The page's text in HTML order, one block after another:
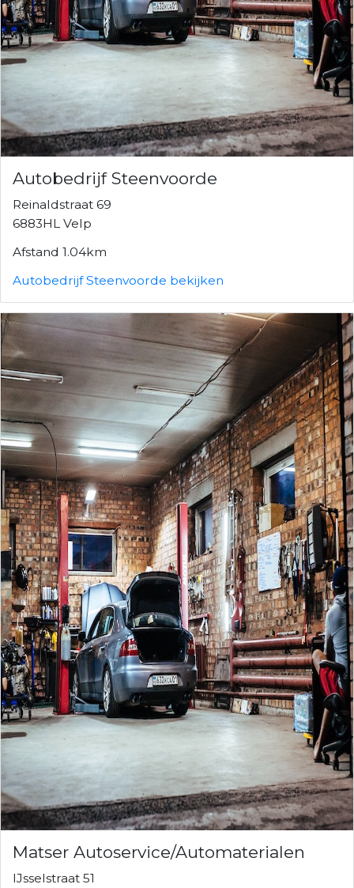
Autobedrijf Steenvoorde
Reinaldstraat 69
6883HL Velp
Afstand 1.04km
Autobedrijf Steenvoorde bekijken
Matser Autoservice/Automaterialen
IJsselstraat 51